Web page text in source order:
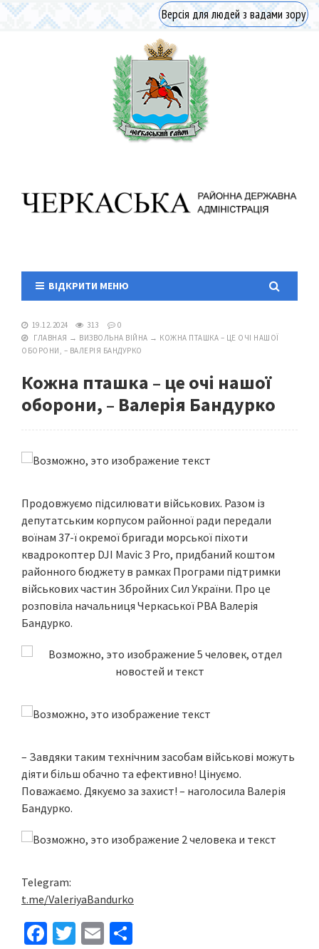
Версія для людей з вадами зору
ВІДКРИТИ МЕНЮ
19.12.2024 313
0
ГЛАВНАЯ → ВИЗВОЛЬНА ВІЙНА → КОЖНА ПТАШКА – ЦЕ ОЧІ НАШОЇ
ОБОРОНИ, – ВАЛЕРІЯ БАНДУРКО
Кожна пташка – це очі нашої
оборони, – Валерія Бандурко
Продовжуємо підсилювати військових. Разом із
депутатським корпусом районної ради передали
воїнам 37-ї окремої бригади морської піхоти
квадрокоптер DJI Mavic 3 Pro, придбаний коштом
районного бюджету в рамках Програми підтримки
військових частин Збройних Сил України. Про це
розповіла начальниця Черкаської РВА Валерія
Бандурко.
– Завдяки таким технічним засобам військові можуть
діяти більш обачно та ефективно! Цінуємо.
Поважаємо. Дякуємо за захист! – наголосила Валерія
Бандурко.
Telegram:
t.me/ValeriyaBandurko
Fa T
E